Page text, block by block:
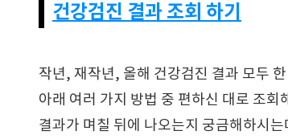
건강검진 결과 조회 하기
작년, 재작년, 올해 건강검진 결과 모두
아래 여러 가지 방법 중 편하신 대로 조회
결과가 며칠 뒤에 나오는지 궁금해하시